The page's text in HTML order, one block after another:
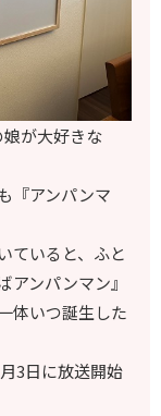
が大好きな
『アンパンマ
ていると、ふと
ンパンマン』
体いつ誕生した
3日に放送開始